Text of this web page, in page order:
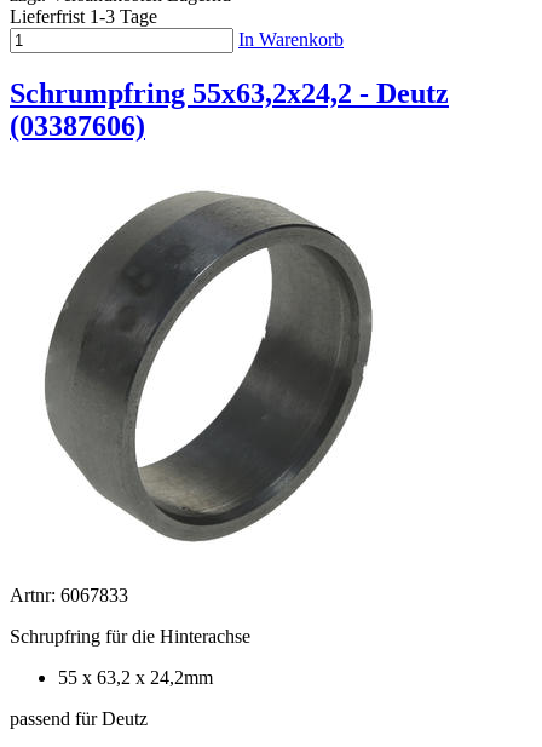
Lieferfrist 1-3 Tage
In Warenkorb
Schrumpfring 55x63,2x24,2 - Deutz
(03387606)
Artnr: 6067833
Schrupfring für die Hinterachse
55 x 63,2 x 24,2mm
passend für Deutz